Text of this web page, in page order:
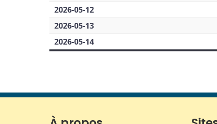
2026-05-12
2026-05-13
2026-05-14